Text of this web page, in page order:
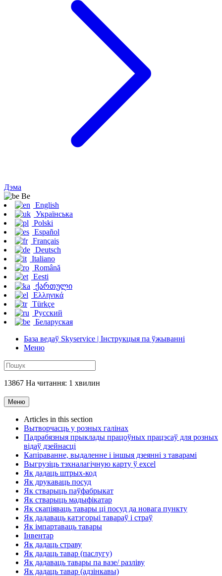
Дэма
Be
English
Українська
Polski
Español
Français
Deutsch
Italiano
Română
Eesti
ქართული
Ελληνικά
Türkçe
Русский
Беларуская
База ведаў Skyservice | Інструкцыя па ўжыванні
Меню
13867 На читання: 1 хвилин
Меню
Articles in this section
Вытворчасць у розных галінах
Падрабязныя прыклады працоўных працэсаў для розных
відаў дзейнасці
Капіраванне, выдаленне і іншыя дзеянні з таварамі
Выгрузіць тэхналагічную карту ў excel
Як дадаць штрых-код
Як друкаваць посуд
Як стварыць паўфабрыкат
Як стварыць мадыфікатар
Як скапіяваць тавары ці посуд да новага пункту
Як дадаваць катэгорыі тавараў і страў
Як імпартаваць тавары
Інвентар
Як дадаць страву
Як дадаць тавар (паслугу)
Як дадаваць тавары па вазе/ разліву
Як дадаць тавар (адзінкавы)